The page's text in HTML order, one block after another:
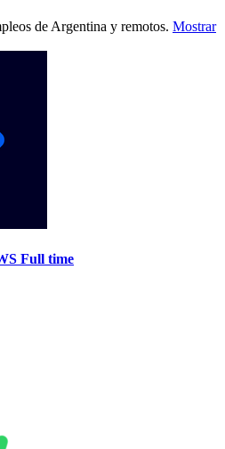
de Argentina y remotos. Mostrar
Full time